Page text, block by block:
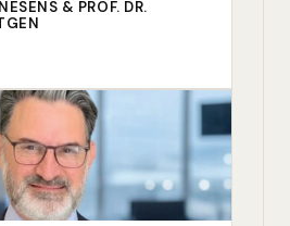
& PROF. DR.